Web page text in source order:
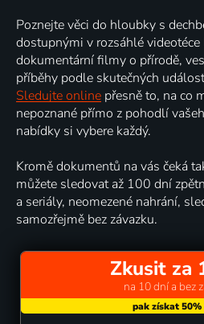
Poznejte věci do hloubky s
dostupnými v rozsáhlé videotéce
dokumentární filmy o přírodě,
příběhy podle skutečných
Sledujte online přesně to, na co
nepoznané přímo z pohodlí
nabídky si vybere každý.
Kromě dokumentů na vás čeká
můžete sledovat až 100 dní
a seriály, neomezené nahrání,
samozřejmě bez závazku.
Zkusit za
na 10 dní a bez